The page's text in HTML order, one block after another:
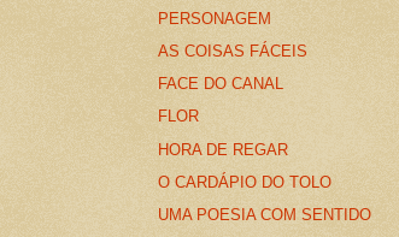
PERSONAGEM
AS COISAS FÁCEIS
FACE DO CANAL
FLOR
HORA DE REGAR
O CARDÁPIO DO TOLO
UMA POESIA COM SENTIDO